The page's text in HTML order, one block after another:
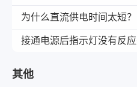
为什么直流供电时间太短？
接通电源后指示灯没有反应
其他